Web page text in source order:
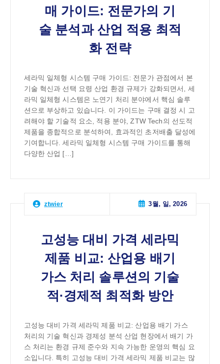
매 가이드: 전문가의 기
술 분석과 산업 적용 최적
화 전략
세라믹 일체형 시스템 구매 가이드: 전문가 관점에서 본
기술 혁신과 선택 요령 산업 환경 규제가 강화되면서, 세
라믹 일체형 시스템은 노연기 처리 분야에서 핵심 솔루
션으로 부상하고 있습니다. 이 가이드는 구매 결정 시 고
려해야 할 기술적 요소, 적용 분야, ZTW Tech의 선도적
제품을 종합적으로 분석하여, 효과적인 초저배출 달성에
기여합니다. 세라믹 일체형 시스템 구매 가이드를 통해
다양한 산업 […]
ztwier 3월, 일, 2026
고성능 대비 가격 세라믹
제품 비교: 산업용 배기
가스 처리 솔루션의 기술
적·경제적 최적화 방안
고성능 대비 가격 세라믹 제품 비교: 산업용 배기 가스
처리의 기술 혁신과 경제성 분석 산업 현장에서 배기 가
스 처리는 환경 규제 준수와 지속 가능한 운영의 핵심 요
소입니다. 특히 고성능 대비 가격 세라믹 제품 비교는 많